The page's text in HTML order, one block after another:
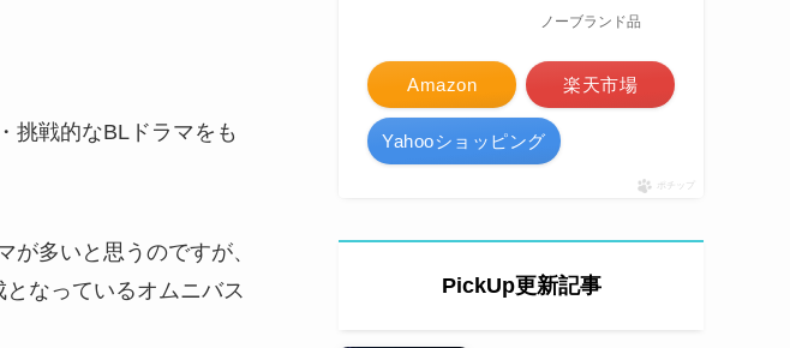
挑戦的なBLドラマをも
多いと思うのですが、
なっているオムニバス
ノーブランド品
Amazon 楽天市場
Yahooショッピング
ポチップ
PickUp更新記事